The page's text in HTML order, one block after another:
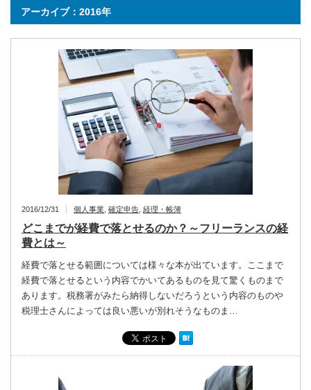
アーカイブ：2016年
2016/12/31 個人事業 確定申告 経理・帳簿
どこまでが経費で落とせるのか？～フリーランスの経
費とは～
経費で落とせる範囲については様々な本が出ています。ここまで
経費で落とせるという内容でかいてあるものを見て驚くものまで
あります。税務署がみたら納得しないだろうという内容のものや
税理士さんによっては良い悪いが別れそうなものま…